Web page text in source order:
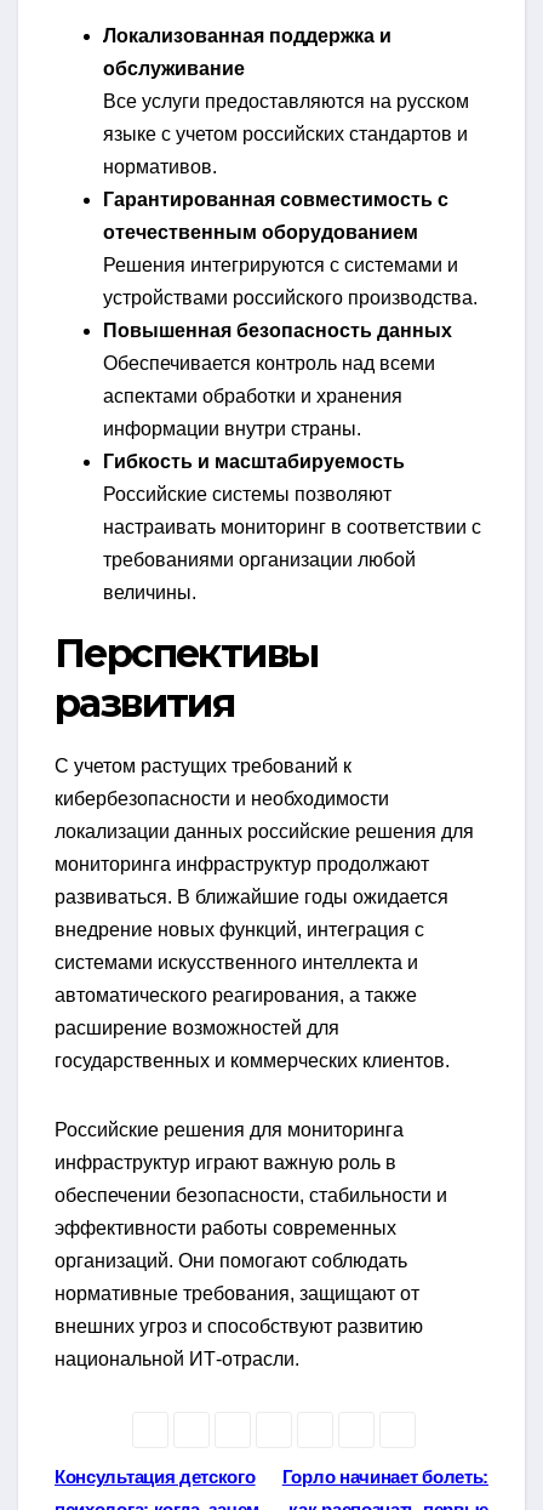
Локализованная поддержка и
обслуживание
Все услуги предоставляются на русском
языке с учетом российских стандартов и
нормативов.
Гарантированная совместимость с
отечественным оборудованием
Решения интегрируются с системами и
устройствами российского производства.
Повышенная безопасность данных
Обеспечивается контроль над всеми
аспектами обработки и хранения
информации внутри страны.
Гибкость и масштабируемость
Российские системы позволяют
настраивать мониторинг в соответствии с
требованиями организации любой
величины.
Перспективы
развития
С учетом растущих требований к
кибербезопасности и необходимости
локализации данных российские решения для
мониторинга инфраструктур продолжают
развиваться. В ближайшие годы ожидается
внедрение новых функций, интеграция с
системами искусственного интеллекта и
автоматического реагирования, а также
расширение возможностей для
государственных и коммерческих клиентов.
Российские решения для мониторинга
инфраструктур играют важную роль в
обеспечении безопасности, стабильности и
эффективности работы современных
организаций. Они помогают соблюдать
нормативные требования, защищают от
внешних угроз и способствуют развитию
национальной ИТ-отрасли.
Навигация
Горло начинает болеть:
Консультация детского